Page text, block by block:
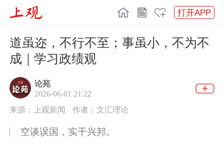
打开APP
道虽迩，不行不至；事虽小，不为不
成｜学习政绩观
论苑
2026-06-01 21:22
来源：上观新闻
作者：文汇理论
空谈误国，实干兴邦。